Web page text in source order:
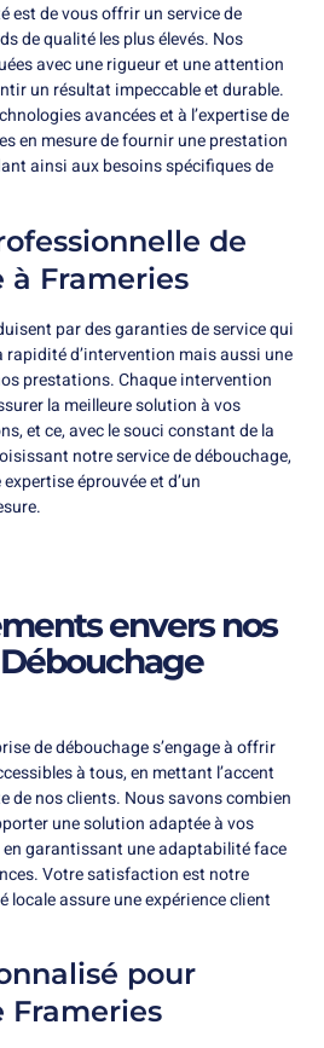
est de vous offrir un service de
de qualité les plus élevés. Nos
avec une rigueur et une attention
un résultat impeccable et durable.
avancées et à l’expertise de
en mesure de fournir une prestation
ainsi aux besoins spécifiques de
de
à Frameries
par des garanties de service qui
rapidité d’intervention mais aussi une
prestations. Chaque intervention
la meilleure solution à vos
et ce, avec le souci constant de la
notre service de débouchage,
éprouvée et d’un
envers nos
de débouchage s’engage à offrir
à tous, en mettant l’accent
de nos clients. Nous savons combien
une solution adaptée à vos
garantissant une adaptabilité face
Votre satisfaction est notre
assure une expérience client
pour
Frameries